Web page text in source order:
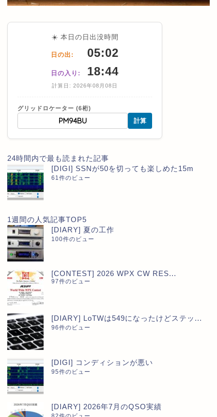
☀️ 本日の日出没時間
日の出: 05:02
日の入り: 18:44
計算日: 2026年08月08日
グリッドロケーター (6桁)
計算
24時間内で最も読まれた記事
[DIGI] SSNが50を切っても楽しめた15m
61件のビュー
1週間の人気記事TOP5
[DIARY] 夏の工作
100件のビュー
[CONTEST] 2026 WPX CW RES...
97件のビュー
[DIARY] LoTWは549になったけどステッ...
96件のビュー
[DIGI] コンディションが悪い
95件のビュー
[DIARY] 2026年7月のQSO実績